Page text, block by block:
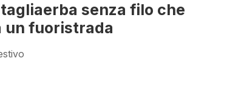
senza filo che
un fuoristrada